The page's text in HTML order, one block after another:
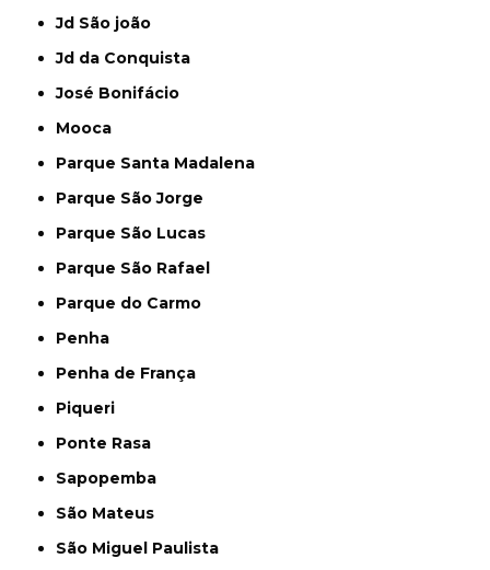
Jd São joão
Jd da Conquista
José Bonifácio
Mooca
Parque Santa Madalena
Parque São Jorge
Parque São Lucas
Parque São Rafael
Parque do Carmo
Penha
Penha de França
Piqueri
Ponte Rasa
Sapopemba
São Mateus
São Miguel Paulista